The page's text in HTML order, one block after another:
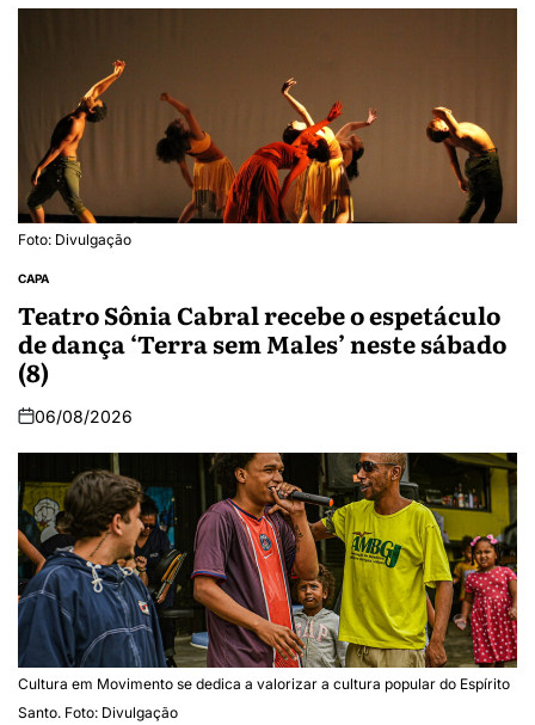
Foto: Divulgação
CAPA
Teatro Sônia Cabral recebe o espetáculo
de dança ‘Terra sem Males’ neste sábado
(8)
06/08/2026
Cultura em Movimento se dedica a valorizar a cultura popular do Espírito
Santo. Foto: Divulgação